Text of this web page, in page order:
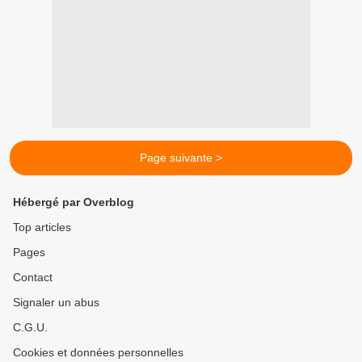
Page suivante >
Hébergé par Overblog
Top articles
Pages
Contact
Signaler un abus
C.G.U.
Cookies et données personnelles